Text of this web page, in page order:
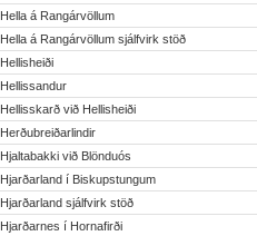
Hella á Rangárvöllum
Hella á Rangárvöllum sjálfvirk stöð
Hellisheiði
Hellissandur
Hellisskarð við Hellisheiði
Herðubreiðarlindir
Hjaltabakki við Blönduós
Hjarðarland í Biskupstungum
Hjarðarland sjálfvirk stöð
Hjarðarnes í Hornafirði